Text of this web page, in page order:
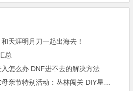
天涯明月刀一起出海去！
总
怎么办 DNF进不去的解决方法
带着妈妈去闯关—乐周末母亲节特别活动：丛林闯关 DIY星空棒棒糖 送妈妈大礼包